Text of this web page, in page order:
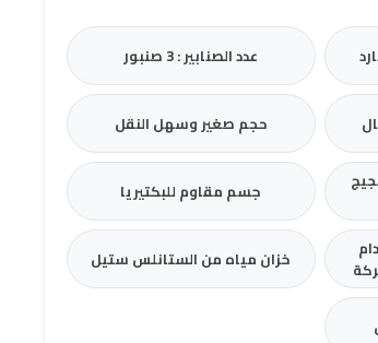
عدد الصنابير : 3 صنبور
حجم صغير وسهل النقل
جسم مقاوم للبكتيريا
خزان مياه من الستانلس ستيل